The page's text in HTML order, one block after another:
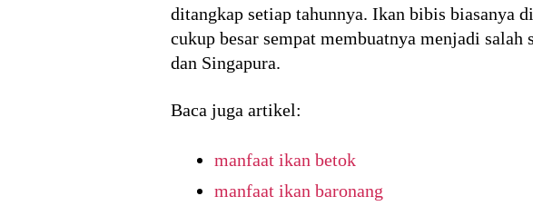
ditangkap setiap tahunnya. Ikan bibis biasanya
cukup besar sempat membuatnya menjadi
dan Singapura.
Baca juga artikel:
manfaat ikan betok
manfaat ikan baronang